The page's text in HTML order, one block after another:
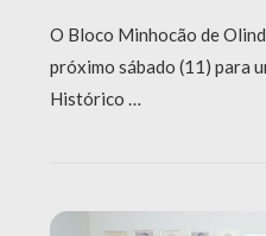
O Bloco Minhocão de
próximo sábado (11) para
Histórico …